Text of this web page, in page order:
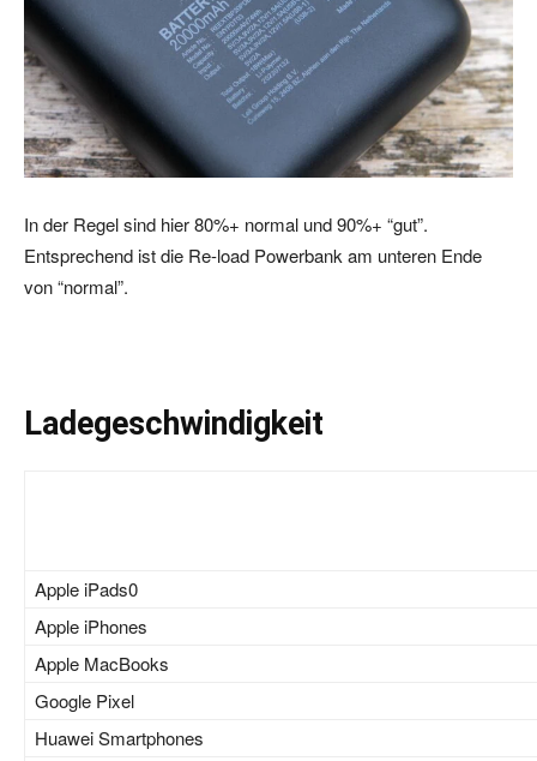
In der Regel sind hier 80%+ normal und 90%+ “gut”.
Entsprechend ist die Re-load Powerbank am unteren Ende
von “normal”.
Ladegeschwindigkeit
Apple iPads0
Apple iPhones
Apple MacBooks
Google Pixel
Huawei Smartphones